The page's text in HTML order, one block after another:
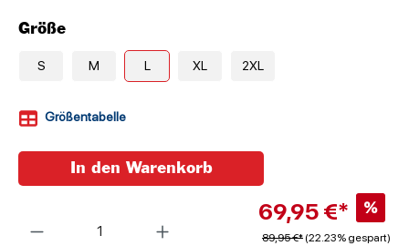
Größe
S M L XL 2XL
Größentabelle
69,95 €* %
89,95 €* (22.23% gespart)
In den Warenkorb